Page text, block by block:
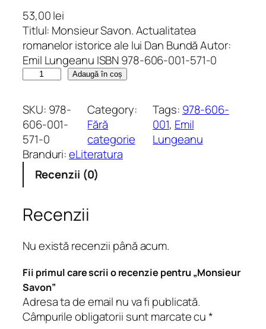
53,00lei
Titlul: Monsieur Savon. Actualitatea
romanelor istorice ale lui Dan Bundă Autor:
Emil Lungeanu ISBN 978-606-001-571-0
n
t
i
t
a
M
o
n
s
i
e
u
r
Adaugă în coș
SKU: 978-
606-001-
571-0
Category:
Fără
categorie
Tags: 978-606-
001, Emil
Lungeanu
Branduri:eLiteratura
Recenzii (0)
Recenzii
Nu există recenzii până acum.
Fii primul care scrii o recenzie pentru „Monsieur
Savon”
Adresa ta de email nu va fi publicată.
Câmpurile obligatorii sunt marcate cu*